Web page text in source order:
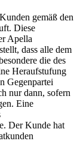
gemäß den
Diese
Apella
dass alle dem
die des
Heraufstufung
Gegenpartei
nur dann, sofern
Eine
Der Kunde hat